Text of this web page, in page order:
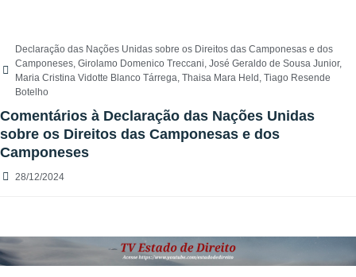
Declaração das Nações Unidas sobre os Direitos das Camponesas e dos
Camponeses, Girolamo Domenico Treccani, José Geraldo de Sousa Junior,
Maria Cristina Vidotte Blanco Tárrega, Thaisa Mara Held , Tiago Resende
Botelho
Comentários à Declaração das Nações Unidas
sobre os Direitos das Camponesas e dos
Camponeses
28/12/2024